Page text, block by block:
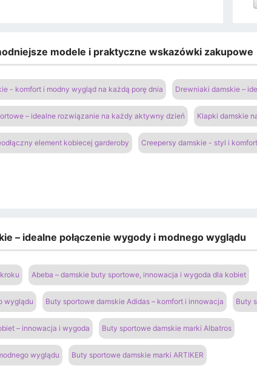
modele i praktyczne wskazówki zakupowe
- komfort i modny wygląd na każdą porę dnia Drewniaki damskie –
– idealne rozwiązanie na każdy aktywny dzień Klapki damskie
element kobiecej garderoby Creepersy damskie - styl i
– idealne połączenie wygody i modnego wyglądu
Abeba – damskie buty sportowe, innowacja i wygoda dla kobiet
wyglądu Buty sportowe damskie Adidas – komfort i innowacja Buty
– innowacja i wygoda Buty sportowe damskie marki Albatros
wyglądu Buty sportowe damskie marki ARTIKER